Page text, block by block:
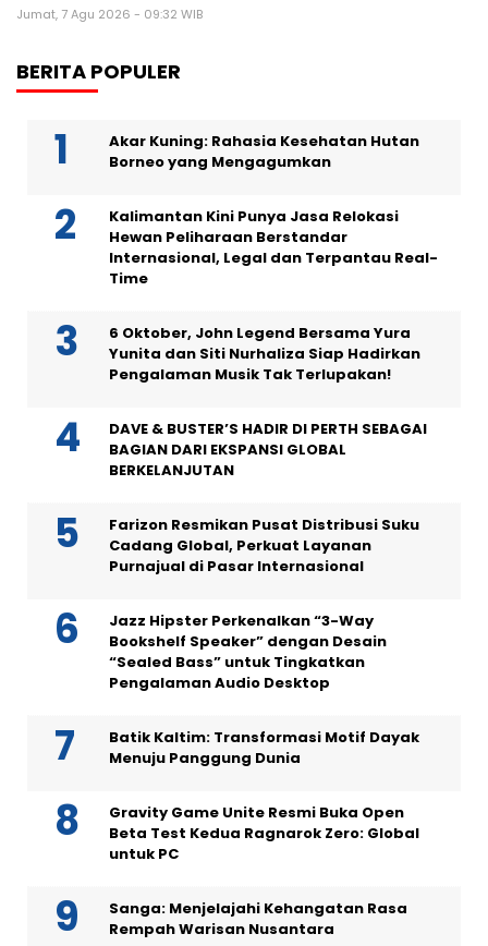
Jumat, 7 Agu 2026 - 09:32 WIB
BERITA POPULER
Akar Kuning: Rahasia Kesehatan Hutan
Borneo yang Mengagumkan
Kalimantan Kini Punya Jasa Relokasi
Hewan Peliharaan Berstandar
Internasional, Legal dan Terpantau Real-
Time
6 Oktober, John Legend Bersama Yura
Yunita dan Siti Nurhaliza Siap Hadirkan
Pengalaman Musik Tak Terlupakan!
DAVE & BUSTER’S HADIR DI PERTH SEBAGAI
BAGIAN DARI EKSPANSI GLOBAL
BERKELANJUTAN
Farizon Resmikan Pusat Distribusi Suku
Cadang Global, Perkuat Layanan
Purnajual di Pasar Internasional
Jazz Hipster Perkenalkan “3-Way
Bookshelf Speaker” dengan Desain
“Sealed Bass” untuk Tingkatkan
Pengalaman Audio Desktop
Batik Kaltim: Transformasi Motif Dayak
Menuju Panggung Dunia
Gravity Game Unite Resmi Buka Open
Beta Test Kedua Ragnarok Zero: Global
untuk PC
Sanga: Menjelajahi Kehangatan Rasa
Rempah Warisan Nusantara